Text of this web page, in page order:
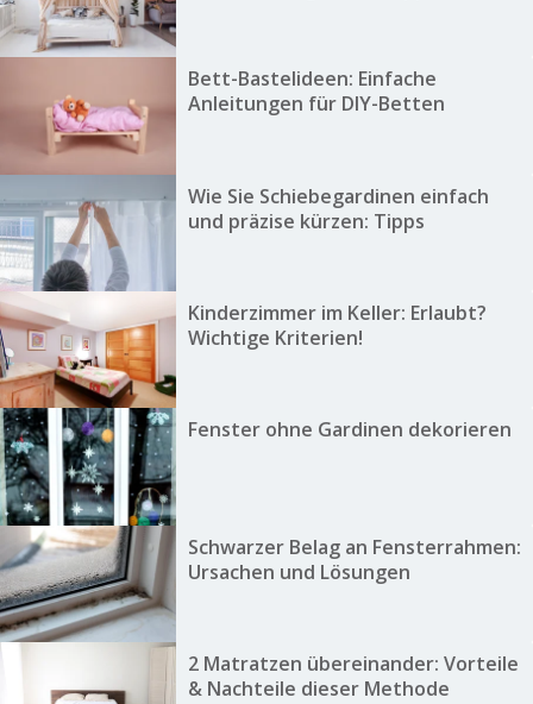
Bett-Bastelideen: Einfache
Anleitungen für DIY-Betten
Wie Sie Schiebegardinen einfach
und präzise kürzen: Tipps
Kinderzimmer im Keller: Erlaubt?
Wichtige Kriterien!
Fenster ohne Gardinen dekorieren
Schwarzer Belag an Fensterrahmen:
Ursachen und Lösungen
2 Matratzen übereinander: Vorteile
& Nachteile dieser Methode